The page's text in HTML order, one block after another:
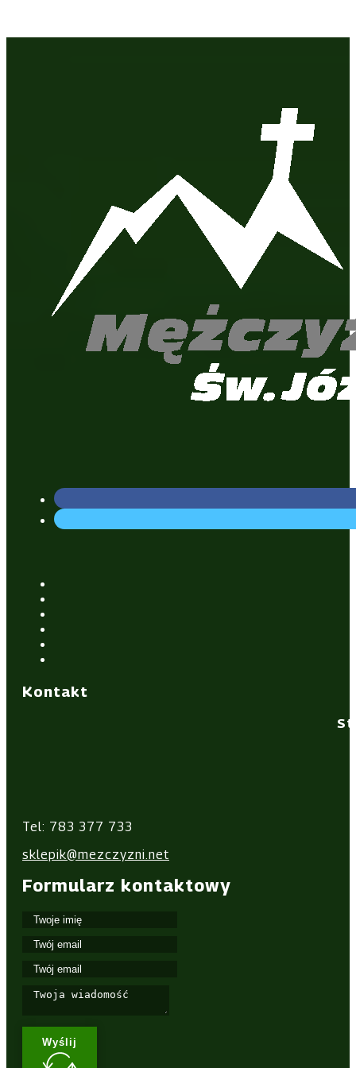
Kontakt
Tel: 783 377 733
sklepik@mezczyzni.net
Formularz kontaktowy
Wyślij